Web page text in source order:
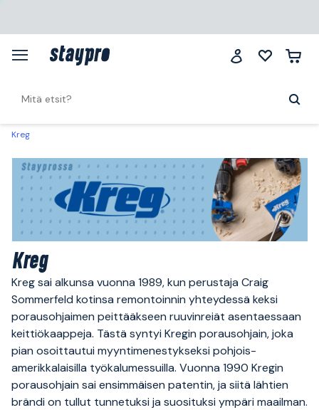
Kreg
Kreg
Kreg sai alkunsa vuonna 1989, kun perustaja Craig
Sommerfeld kotinsa remontoinnin yhteydessä keksi
porausohjaimen peittääkseen ruuvinreiät asentaessaan
keittiökaappeja. Tästä syntyi Kregin porausohjain, joka
pian osoittautui myyntimenestykseksi pohjois-
amerikkalaisilla työkalumessuilla. Vuonna 1990 Kregin
porausohjain sai ensimmäisen patentin, ja siitä lähtien
brändi on tullut tunnetuksi ja suosituksi ympäri maailman.